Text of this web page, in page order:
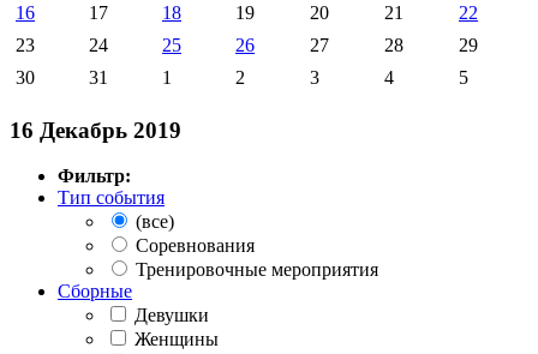
16
17 18 19 20 21
22
23
24 25 26 27 28
29
30
31 1 2 3 4 5
16 Декабрь 2019
Фильтр:
Тип события
(все)
Соревнования
Тренировочные мероприятия
Сборные
Девушки
Женщины